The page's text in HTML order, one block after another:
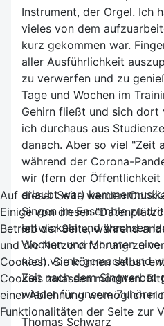
Instrument, der Orgel. Ich
vieles von dem
kurz gekommen war.
aller Ausführlichkeit
zu verwerfen und zu
Tage und Wochen im
Gehirn fließt und sich dort
ich durchaus aus
danach. Aber so viel "Zeit
während der Corona-
wir (fern der Öffentlichkeit
erlaubt war)
Singen im Ensemble zu
entwickeln und wachsen
Wochen und Monaten
nach vorne gemacht und
Zeit nach dem Singverbot
wieder für unsere Zuhörer
Thomas Schwarz
Auf dieser Seite werden
Einige von diesen
Betrieb der Seite, während
und die Nutzererfahrung zu
Cookies). Sie können selbst
Cookies zulassen möchten.
einer Ablehnung womöglich
Funktionalitäten der Seite zur